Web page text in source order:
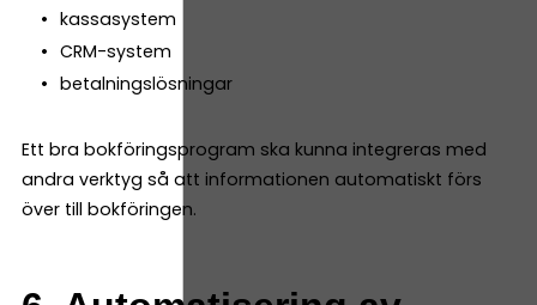
kassasystem
CRM-system
betalningslösningar
Ett bra bokföringsprogram ska kunna integreras med
andra verktyg så att informationen automatiskt förs
över till bokföringen.